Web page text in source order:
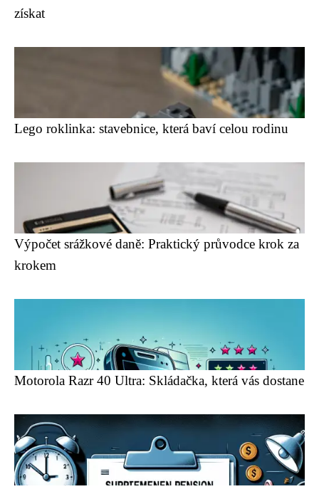
získat
Lego roklinka: stavebnice, která baví celou rodinu
Výpočet srážkové daně: Praktický průvodce krok za
krokem
Motorola Razr 40 Ultra: Skládačka, která vás dostane